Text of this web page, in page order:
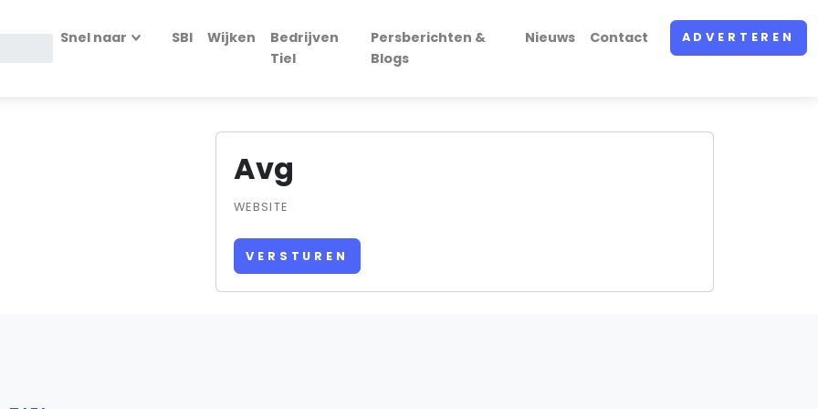
Snel naar SBI Wijken
Bedrijven
Tiel
Persberichten &
Blogs
Nieuws Contact ADVERTEREN
Avg
WEBSITE
VERSTUREN